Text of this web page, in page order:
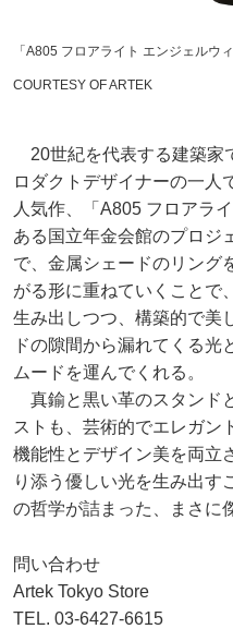
「A805 フロアライト エンジェルウ
COURTESY OF ARTEK
20世紀を代表する建築家
ロダクトデザイナーの一人
人気作、「A805 フロアラ
ある国立年金会館のプロジ
で、金属シェードのリング
がる形に重ねていくことで
生み出しつつ、構築的で美
ドの隙間から漏れてくる光
ムードを運んでくれる。
真鍮と黒い革のスタンド
ストも、芸術的でエレガン
機能性とデザイン美を両立
り添う優しい光を生み出す
の哲学が詰まった、まさに
問い合わせ
Artek Tokyo Store
TEL. 03-6427-6615